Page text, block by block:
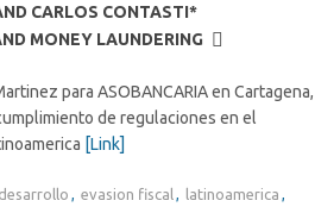
CARLOS CONTASTI*
MONEY LAUNDERING
para ASOBANCARIA en Cartagena,
de regulaciones en el
[Link]
desarrollo evasion fiscal
latinoamerica